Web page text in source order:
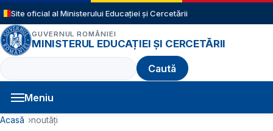
Sari la conținutul principal
Site oficial al Ministerului Educației și Cercetării
GUVERNUL ROMÂNIEI
MINISTERUL EDUCAȚIEI ȘI CERCETĂRII
Caută
Meniu
Navigație principală
Cale de navigare
Acasă noutăți